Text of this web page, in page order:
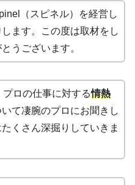
（スピネル）を経営し
ます。この度は取材をし
うございます。
ロの仕事に対する情熱
て凄腕のプロにお聞きし
くさん深掘りしていきま